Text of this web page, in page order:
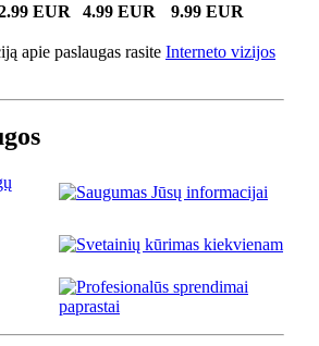
EUR 4.99 EUR 9.99 EUR
apie paslaugas rasite Interneto vizijos